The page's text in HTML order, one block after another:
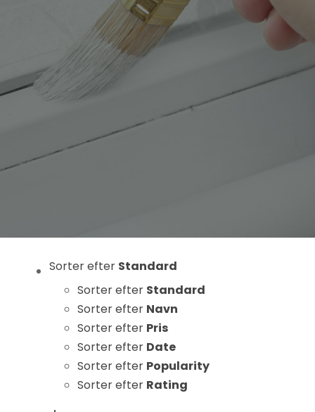
Sorter efter Standard
Sorter efter Standard
Sorter efter Navn
Sorter efter Pris
Sorter efter Date
Sorter efter Popularity
Sorter efter Rating
kan fungere.
hjemmesidens
hjemmeside
skal fungere
så godt som
muligt under